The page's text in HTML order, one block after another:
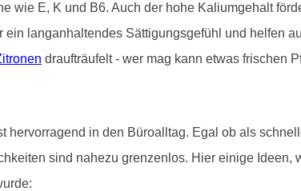
wie E, K und B6. Auch der hohe Kaliumgehalt
langanhaltendes Sättigungsgefühl und helfen
draufträufelt - wer mag kann etwas frischen
in den Büroalltag. Egal ob als
sind nahezu grenzenlos. Hier einige Ideen,